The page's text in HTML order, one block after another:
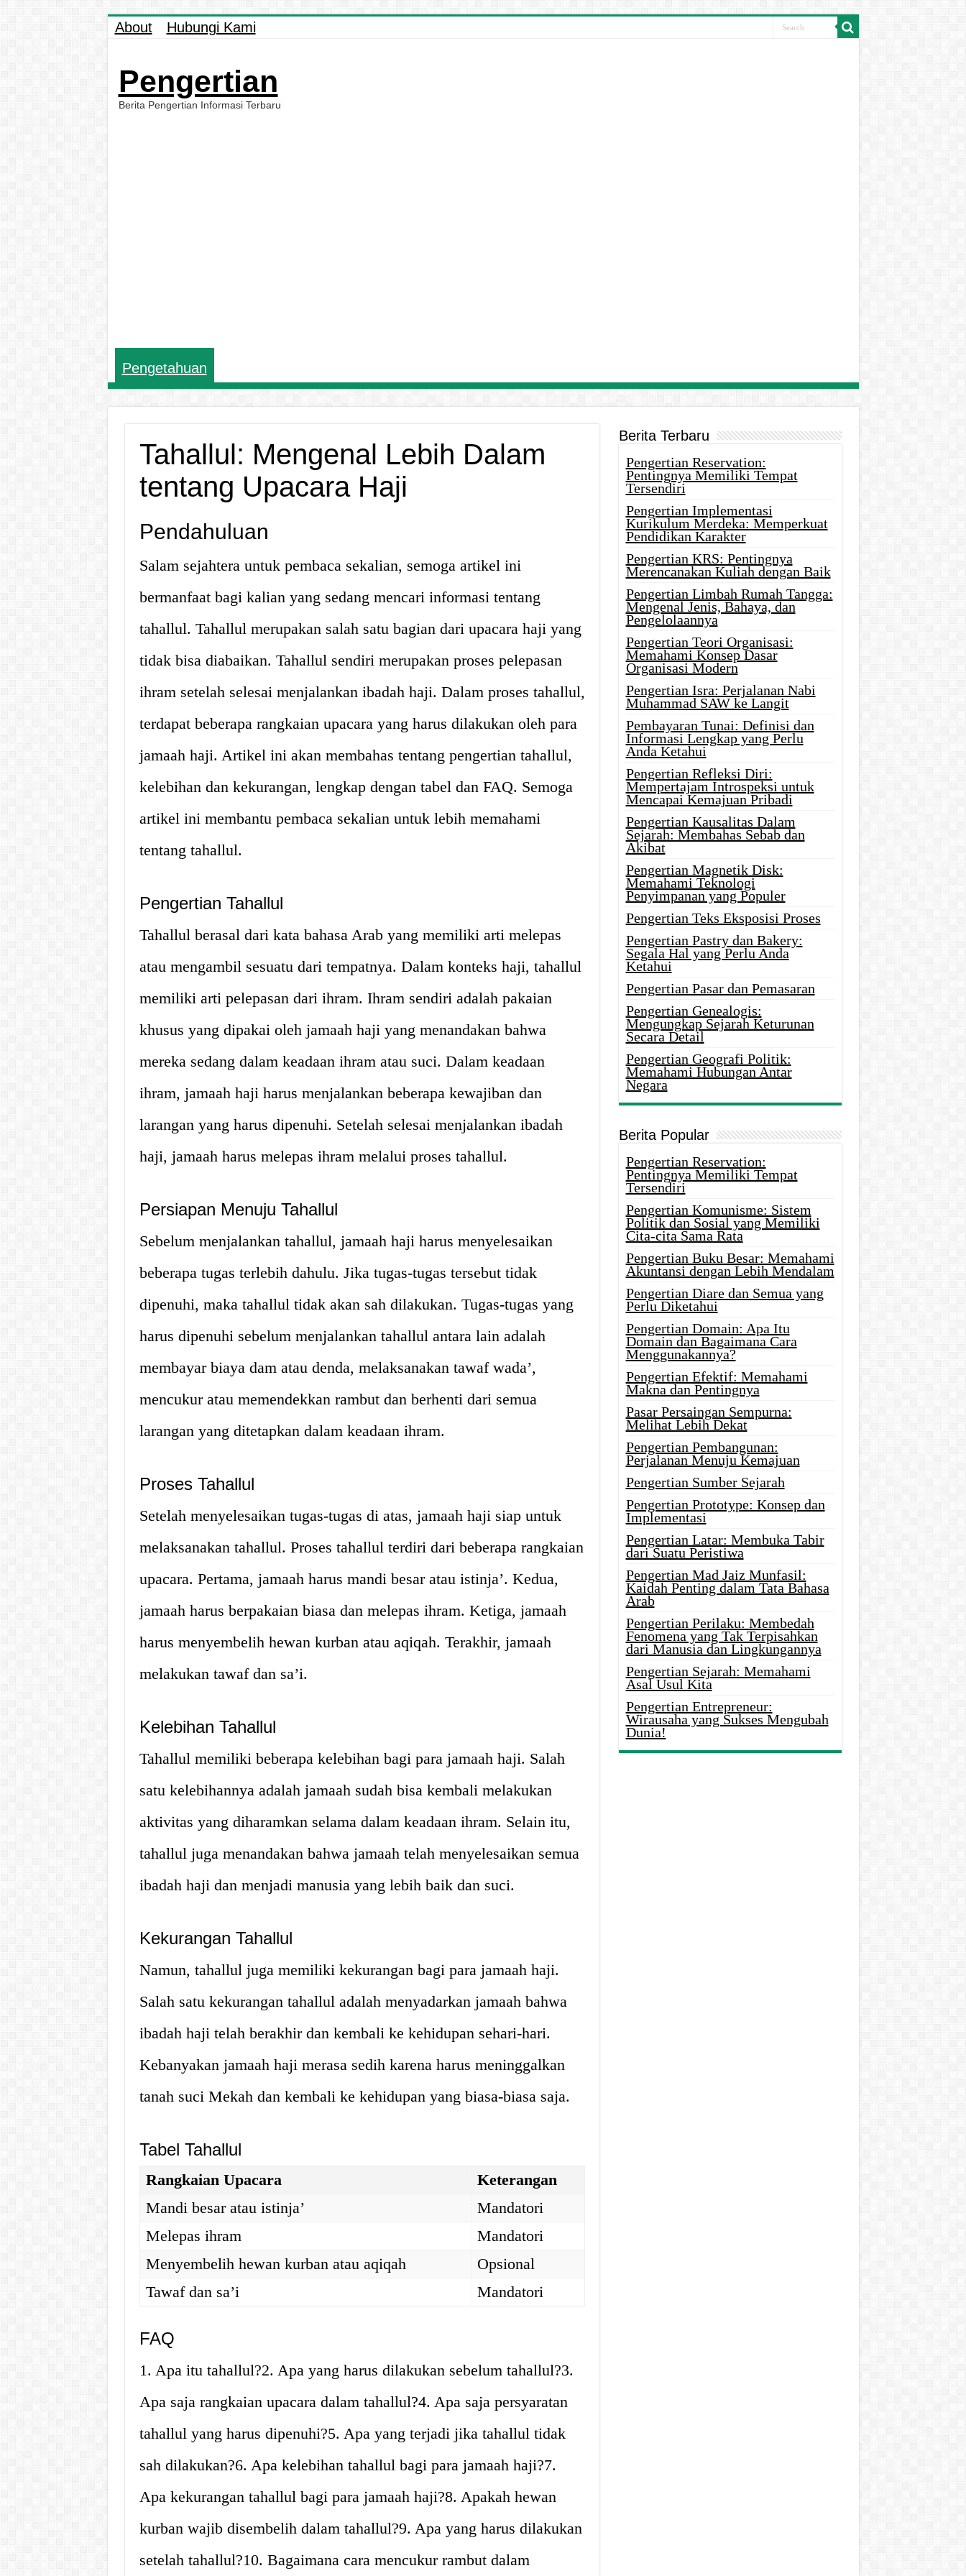
About Hubungi Kami
Pengertian
Berita Pengertian Informasi Terbaru
Pengetahuan
Tahallul: Mengenal Lebih Dalam
tentang Upacara Haji
Pendahuluan
Salam sejahtera untuk pembaca sekalian, semoga artikel ini
bermanfaat bagi kalian yang sedang mencari informasi tentang
tahallul. Tahallul merupakan salah satu bagian dari upacara haji yang
tidak bisa diabaikan. Tahallul sendiri merupakan proses pelepasan
ihram setelah selesai menjalankan ibadah haji. Dalam proses tahallul,
terdapat beberapa rangkaian upacara yang harus dilakukan oleh para
jamaah haji. Artikel ini akan membahas tentang pengertian tahallul,
kelebihan dan kekurangan, lengkap dengan tabel dan FAQ. Semoga
artikel ini membantu pembaca sekalian untuk lebih memahami
tentang tahallul.
Pengertian Tahallul
Tahallul berasal dari kata bahasa Arab yang memiliki arti melepas
atau mengambil sesuatu dari tempatnya. Dalam konteks haji, tahallul
memiliki arti pelepasan dari ihram. Ihram sendiri adalah pakaian
khusus yang dipakai oleh jamaah haji yang menandakan bahwa
mereka sedang dalam keadaan ihram atau suci. Dalam keadaan
ihram, jamaah haji harus menjalankan beberapa kewajiban dan
larangan yang harus dipenuhi. Setelah selesai menjalankan ibadah
haji, jamaah harus melepas ihram melalui proses tahallul.
Persiapan Menuju Tahallul
Sebelum menjalankan tahallul, jamaah haji harus menyelesaikan
beberapa tugas terlebih dahulu. Jika tugas-tugas tersebut tidak
dipenuhi, maka tahallul tidak akan sah dilakukan. Tugas-tugas yang
harus dipenuhi sebelum menjalankan tahallul antara lain adalah
membayar biaya dam atau denda, melaksanakan tawaf wada’,
mencukur atau memendekkan rambut dan berhenti dari semua
larangan yang ditetapkan dalam keadaan ihram.
Proses Tahallul
Setelah menyelesaikan tugas-tugas di atas, jamaah haji siap untuk
melaksanakan tahallul. Proses tahallul terdiri dari beberapa rangkaian
upacara. Pertama, jamaah harus mandi besar atau istinja’. Kedua,
jamaah harus berpakaian biasa dan melepas ihram. Ketiga, jamaah
harus menyembelih hewan kurban atau aqiqah. Terakhir, jamaah
melakukan tawaf dan sa’i.
Kelebihan Tahallul
Tahallul memiliki beberapa kelebihan bagi para jamaah haji. Salah
satu kelebihannya adalah jamaah sudah bisa kembali melakukan
aktivitas yang diharamkan selama dalam keadaan ihram. Selain itu,
tahallul juga menandakan bahwa jamaah telah menyelesaikan semua
ibadah haji dan menjadi manusia yang lebih baik dan suci.
Kekurangan Tahallul
Namun, tahallul juga memiliki kekurangan bagi para jamaah haji.
Salah satu kekurangan tahallul adalah menyadarkan jamaah bahwa
ibadah haji telah berakhir dan kembali ke kehidupan sehari-hari.
Kebanyakan jamaah haji merasa sedih karena harus meninggalkan
tanah suci Mekah dan kembali ke kehidupan yang biasa-biasa saja.
Tabel Tahallul
Rangkaian Upacara
Keterangan
Mandi besar atau istinja’
Mandatori
Melepas ihram
Mandatori
Menyembelih hewan kurban atau aqiqah
Opsional
Tawaf dan sa’i
Mandatori
FAQ
1. Apa itu tahallul?2. Apa yang harus dilakukan sebelum tahallul?3.
Apa saja rangkaian upacara dalam tahallul?4. Apa saja persyaratan
tahallul yang harus dipenuhi?5. Apa yang terjadi jika tahallul tidak
sah dilakukan?6. Apa kelebihan tahallul bagi para jamaah haji?7.
Apa kekurangan tahallul bagi para jamaah haji?8. Apakah hewan
kurban wajib disembelih dalam tahallul?9. Apa yang harus dilakukan
setelah tahallul?10. Bagaimana cara mencukur rambut dalam
Berita Terbaru
Pengertian Reservation:
Pentingnya Memiliki Tempat
Tersendiri
Pengertian Implementasi
Kurikulum Merdeka: Memperkuat
Pendidikan Karakter
Pengertian KRS: Pentingnya
Merencanakan Kuliah dengan Baik
Pengertian Limbah Rumah Tangga:
Mengenal Jenis, Bahaya, dan
Pengelolaannya
Pengertian Teori Organisasi:
Memahami Konsep Dasar
Organisasi Modern
Pengertian Isra: Perjalanan Nabi
Muhammad SAW ke Langit
Pembayaran Tunai: Definisi dan
Informasi Lengkap yang Perlu
Anda Ketahui
Pengertian Refleksi Diri:
Mempertajam Introspeksi untuk
Mencapai Kemajuan Pribadi
Pengertian Kausalitas Dalam
Sejarah: Membahas Sebab dan
Akibat
Pengertian Magnetik Disk:
Memahami Teknologi
Penyimpanan yang Populer
Pengertian Teks Eksposisi Proses
Pengertian Pastry dan Bakery:
Segala Hal yang Perlu Anda
Ketahui
Pengertian Pasar dan Pemasaran
Pengertian Genealogis:
Mengungkap Sejarah Keturunan
Secara Detail
Pengertian Geografi Politik:
Memahami Hubungan Antar
Negara
Berita Popular
Pengertian Reservation:
Pentingnya Memiliki Tempat
Tersendiri
Pengertian Komunisme: Sistem
Politik dan Sosial yang Memiliki
Cita-cita Sama Rata
Pengertian Buku Besar: Memahami
Akuntansi dengan Lebih Mendalam
Pengertian Diare dan Semua yang
Perlu Diketahui
Pengertian Domain: Apa Itu
Domain dan Bagaimana Cara
Menggunakannya?
Pengertian Efektif: Memahami
Makna dan Pentingnya
Pasar Persaingan Sempurna:
Melihat Lebih Dekat
Pengertian Pembangunan:
Perjalanan Menuju Kemajuan
Pengertian Sumber Sejarah
Pengertian Prototype: Konsep dan
Implementasi
Pengertian Latar: Membuka Tabir
dari Suatu Peristiwa
Pengertian Mad Jaiz Munfasil:
Kaidah Penting dalam Tata Bahasa
Arab
Pengertian Perilaku: Membedah
Fenomena yang Tak Terpisahkan
dari Manusia dan Lingkungannya
Pengertian Sejarah: Memahami
Asal Usul Kita
Pengertian Entrepreneur:
Wirausaha yang Sukses Mengubah
Dunia!